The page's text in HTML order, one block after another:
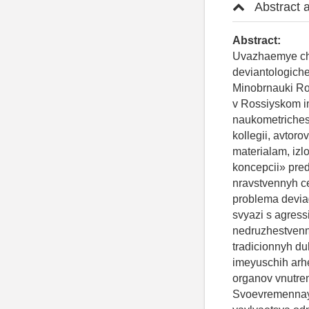
Abstract
Abstract:
Uvazhaemye chitateli! Dannyy nomer otkryvaet pyatyy god izdaniya «Rossiyskogo deviantologicheskogo zhurnala». Za eto vremya zhurnal vklyuchen v Perechen' VAK pri Minobrnauki Rossii, emu prisvoena tret'ya kategoriya nauchnoy znachimosti (K3), indeksaciya v Rossiyskom indekse nauchnogo citirovaniya demonstriruet stabil'no vysokie naukometricheskie pokazateli. Vse eto stalo rezul'tatom effektivnoy raboty redakcionnoy kollegii, avtorov, recenzentov, redaktorov, a takzhe chitateley, kotorye proyavlyayut interes k materialam, izlozhennym v kazhdom nomere. Razdel «Sovremennaya deviantologiya: teorii i koncepcii» predstavlyaet stat'ya «Osobennosti deviacii rossiyskih tradicionnyh duhovno-nravstvennyh cennostey v sovremennoy mezhdunarodnoy situacii», v kotoroy issleduetsya problema deviacii rossiyskih duhovno-nravstvennyh cennostey v usloviyah globalizacii. V svyazi s agressivnoy mezhdunarodnoy politikoy, provodimoy v otnoshenii Rossii nedruzhestvennymi stranami, aktual'noy stanovitsya problema sohraneniya i nasledovaniya tradicionnyh duhovnyh cennostey, kotorye osnovany na religioznyh i nravstvennyh nachalah, imeyuschih arhetipicheskuyu i dogmaticheskuyu prirodu. Profilaktika utomlennosti sotrudnikov organov vnutrennih del stala predmetom sleduyuschego issledovaniya dannogo razdela. Svoevremennaya profilaktika neblagopriyatnogo psihicheskogo sostoyaniya utomlennosti yavlyaetsya odnim iz klyuchevyh faktorov, sposobstvuyuschih povysheniyu urovnya rabotosposobnosti, podderzhaniyu psihologicheskogo i professional'nogo blagopoluchiya sotrudnikov organov vnutrennih del. V rezul'tate issledovaniya razrabotany rekomendacii po profilaktike utomlennosti sotrudnikov organov vnutrennih del v zavisimosti ot urovnya ee vyrazhennosti i s uchetom lichnostno-